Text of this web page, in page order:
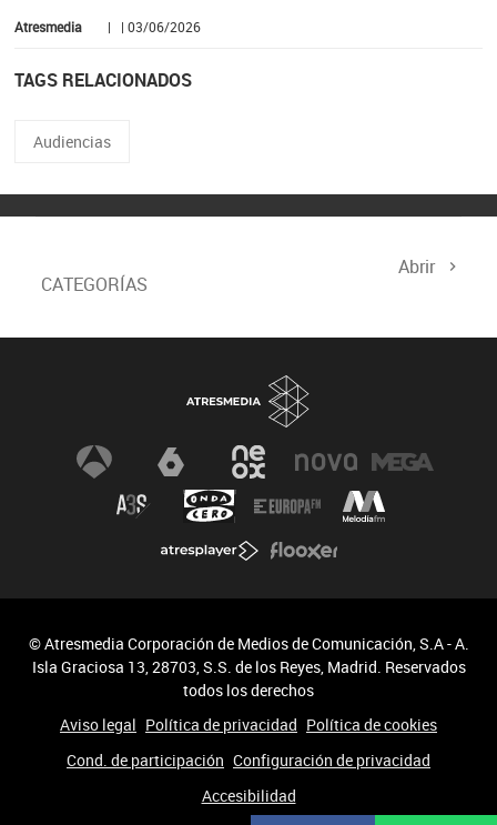
Atresmedia | | 03/06/2026
TAGS RELACIONADOS
Audiencias
CATEGORÍAS
Abrir
© Atresmedia Corporación de Medios de Comunicación, S.A - A.
Isla Graciosa 13, 28703, S.S. de los Reyes, Madrid. Reservados
todos los derechos
Aviso legal Política de privacidad Política de cookies
Cond. de participación Configuración de privacidad
Accesibilidad